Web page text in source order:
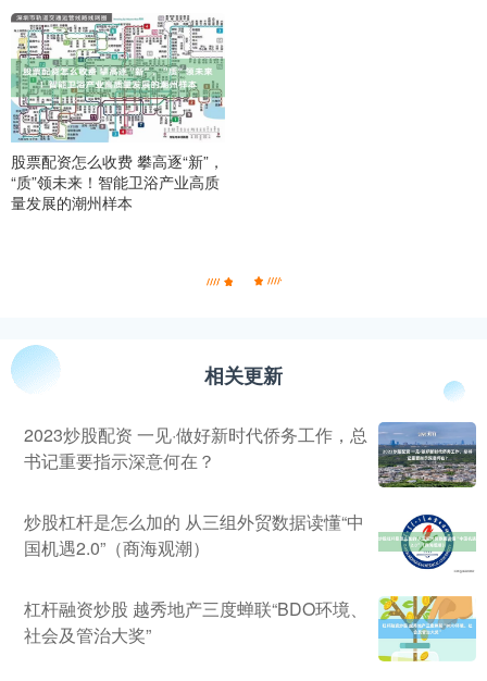
股票配资怎么收费 攀高逐“新”，
“质”领未来！智能卫浴产业高质
量发展的潮州样本
相关更新
2023炒股配资 一见·做好新时代侨务工作，总
书记重要指示深意何在？
炒股杠杆是怎么加的 从三组外贸数据读懂“中
国机遇2.0”（商海观潮）
杠杆融资炒股 越秀地产三度蝉联“BDO环境、
社会及管治大奖”